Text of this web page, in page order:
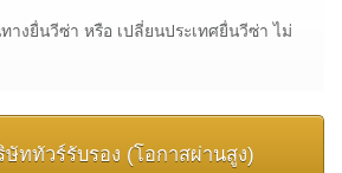
างยื่นวีซ่า หรือ เปลี่ยนประเทศยื่นวีซ่า ไม่
ษัททัวร์รับรอง (โอกาสผ่านสูง)